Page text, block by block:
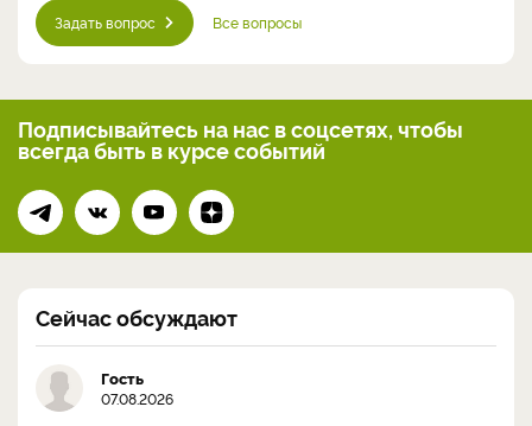
Задать вопрос Все вопросы
Подписывайтесь на нас в соцсетях, чтобы
всегдабыть в курсе событий
Сейчас обсуждают
Гость
07.08.2026